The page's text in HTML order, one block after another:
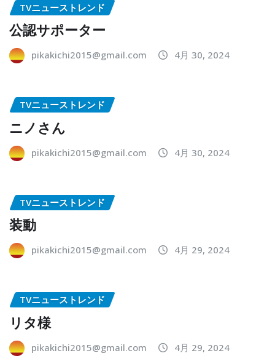
TVニューストレンド
公認サポーター
pikakichi2015@gmail.com 4月 30, 2024
TVニューストレンド
ニノさん
pikakichi2015@gmail.com 4月 30, 2024
TVニューストレンド
装動
pikakichi2015@gmail.com 4月 29, 2024
TVニューストレンド
リタ様
pikakichi2015@gmail.com 4月 29, 2024